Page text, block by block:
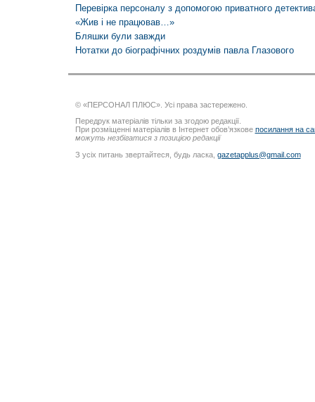
Перевірка персоналу з допомогою приватного
«Жив і не працював…»
Бляшки були завжди
Нотатки до біографічних роздумів павла Глазового
© «ПЕРСОНАЛ ПЛЮС». Усі права застережено.
Передрук матеріалів тільки за згодою редакції.
При розміщенні матеріалів в Інтернет обов’язкове посилання на
можуть незбігатися з позицією редакції
З усіх питань звертайтеся, будь ласка, gazetapplus@gmail.com